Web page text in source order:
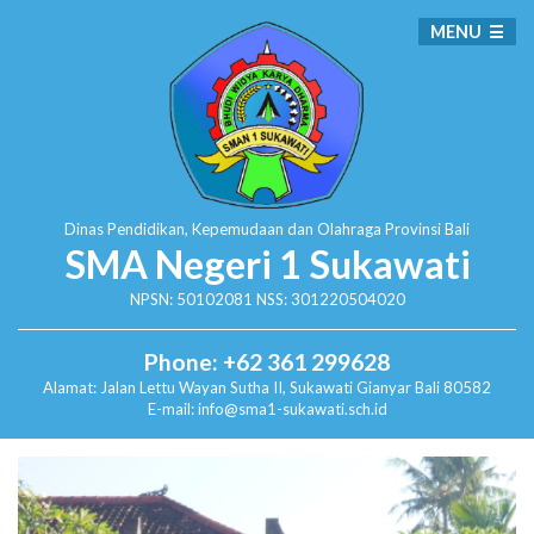
Dinas Pendidikan, Kepemudaan dan Olahraga Provinsi Bali
SMA Negeri 1 Sukawati
NPSN: 50102081 NSS: 301220504020
Phone: +62 361 299628
Alamat: Jalan Lettu Wayan Sutha II, SukawatiGianyar Bali 80582
E-mail: info@sma1-sukawati.sch.id
MENU